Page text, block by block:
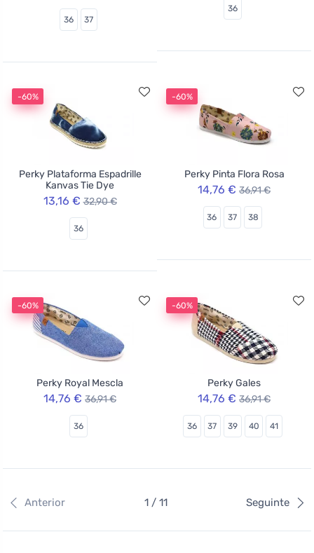
36 37
36
-60%
Perky Plataforma Espadrille
Kanvas Tie Dye
13,16 € 32,90 €
36
-60%
Perky Pinta Flora Rosa
14,76 € 36,91 €
36 37 38
-60%
Perky Royal Mescla
14,76 € 36,91 €
36
-60%
Perky Gales
14,76 € 36,91 €
36 37 39 40 41
Anterior 1 / 11 Seguinte